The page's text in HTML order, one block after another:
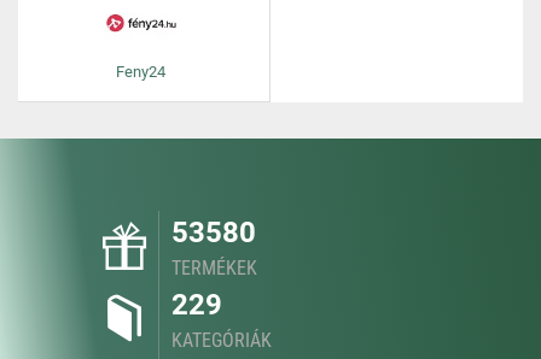
Feny24
53580
TERMÉKEK
229
KATEGÓRIÁK